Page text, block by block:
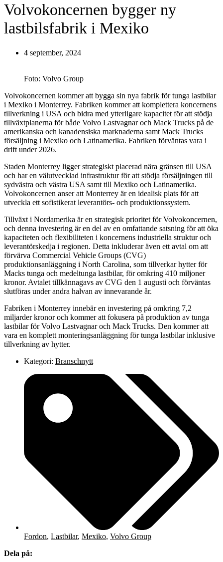
Volvokoncernen bygger ny
lastbilsfabrik i Mexiko
4 september, 2024
Foto: Volvo Group
Volvokoncernen kommer att bygga sin nya fabrik för tunga lastbilar
i Mexiko i Monterrey. Fabriken kommer att komplettera koncernens
tillverkning i USA och bidra med ytterligare kapacitet för att stödja
tillväxtplanerna för både Volvo Lastvagnar och Mack Trucks på de
amerikanska och kanadensiska marknaderna samt Mack Trucks
försäljning i Mexiko och Latinamerika. Fabriken förväntas vara i
drift under 2026.
Staden Monterrey ligger strategiskt placerad nära gränsen till USA
och har en välutvecklad infrastruktur för att stödja försäljningen till
sydvästra och västra USA samt till Mexiko och Latinamerika.
Volvokoncernen anser att Monterrey är en idealisk plats för att
utveckla ett sofistikerat leverantörs- och produktionssystem.
Tillväxt i Nordamerika är en strategisk prioritet för Volvokoncernen,
och denna investering är en del av en omfattande satsning för att öka
kapaciteten och flexibiliteten i koncernens industriella struktur och
leverantörskedja i regionen. Detta inkluderar även ett avtal om att
förvärva Commercial Vehicle Groups (CVG)
produktionsanläggning i North Carolina, som tillverkar hytter för
Macks tunga och medeltunga lastbilar, för omkring 410 miljoner
kronor. Avtalet tillkännagavs av CVG den 1 augusti och förväntas
slutföras under andra halvan av innevarande år.
Fabriken i Monterrey innebär en investering på omkring 7,2
miljarder kronor och kommer att fokusera på produktion av tunga
lastbilar för Volvo Lastvagnar och Mack Trucks. Den kommer att
vara en komplett monteringsanläggning för tunga lastbilar inklusive
tillverkning av hytter.
Kategori: Branschnytt
Fordon, Lastbilar, Mexiko, Volvo Group
Dela på: